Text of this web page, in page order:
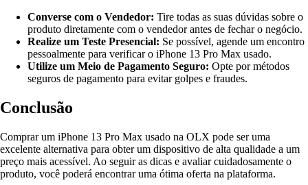
Converse com o Vendedor: Tire todas as suas dúvidas sobre o
produto diretamente com o vendedor antes de fechar o negócio.
Realize um Teste Presencial: Se possível, agende um encontro
pessoalmente para verificar o iPhone 13 Pro Max usado.
Utilize um Meio de Pagamento Seguro: Opte por métodos
seguros de pagamento para evitar golpes e fraudes.
Conclusão
Comprar um iPhone 13 Pro Max usado na OLX pode ser uma
excelente alternativa para obter um dispositivo de alta qualidade a um
preço mais acessível. Ao seguir as dicas e avaliar cuidadosamente o
produto, você poderá encontrar uma ótima oferta na plataforma.